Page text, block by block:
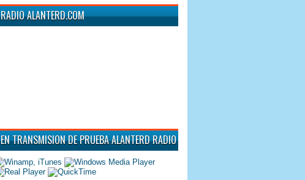
RADIO ALANTERD.COM
EN TRANSMISION DE PRUEBA ALANTERD RADIO